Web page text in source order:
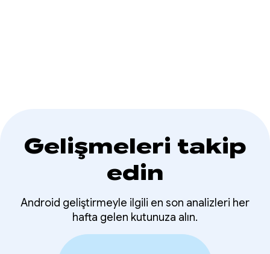
Gelişmeleri takip
edin
Android geliştirmeyle ilgili en son analizleri her
hafta gelen kutunuza alın.